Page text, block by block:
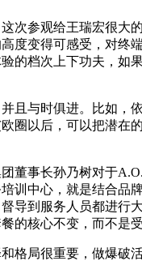
次参观给王瑞宏很
度变得可感受，对
的档次上下功夫，如
且与时俱进。比如
圈以后，可以把潜在
董事长孙乃树对于
中心，就是结合品
到服务人员都进行
的核心不变，而不是
格局很重要，做爆